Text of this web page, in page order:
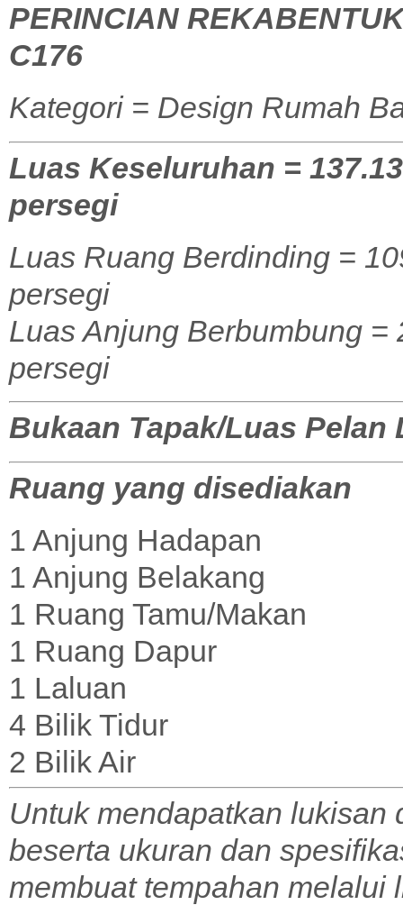
PERINCIAN
C176
Kategori = Design Rumah
Luas Keseluruhan =
persegi
Luas Ruang Berdinding =
persegi
Luas Anjung Berbumbung
persegi
Bukaan Tapak/Luas Pelan
Ruang yang disediakan
1 Anjung Hadapan
1 Anjung Belakang
1 Ruang Tamu/Makan
1 Ruang Dapur
1 Laluan
4 Bilik Tidur
2 Bilik Air
Untuk mendapatkan
beserta ukuran dan
membuat tempahan melalui